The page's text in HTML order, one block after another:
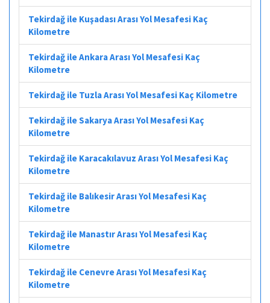
Tekirdağ ile Kuşadası Arası Yol Mesafesi Kaç
Kilometre
Tekirdağ ile Ankara Arası Yol Mesafesi Kaç
Kilometre
Tekirdağ ile Tuzla Arası Yol Mesafesi Kaç Kilometre
Tekirdağ ile Sakarya Arası Yol Mesafesi Kaç
Kilometre
Tekirdağ ile Karacakılavuz Arası Yol Mesafesi Kaç
Kilometre
Tekirdağ ile Balıkesir Arası Yol Mesafesi Kaç
Kilometre
Tekirdağ ile Manastır Arası Yol Mesafesi Kaç
Kilometre
Tekirdağ ile Cenevre Arası Yol Mesafesi Kaç
Kilometre